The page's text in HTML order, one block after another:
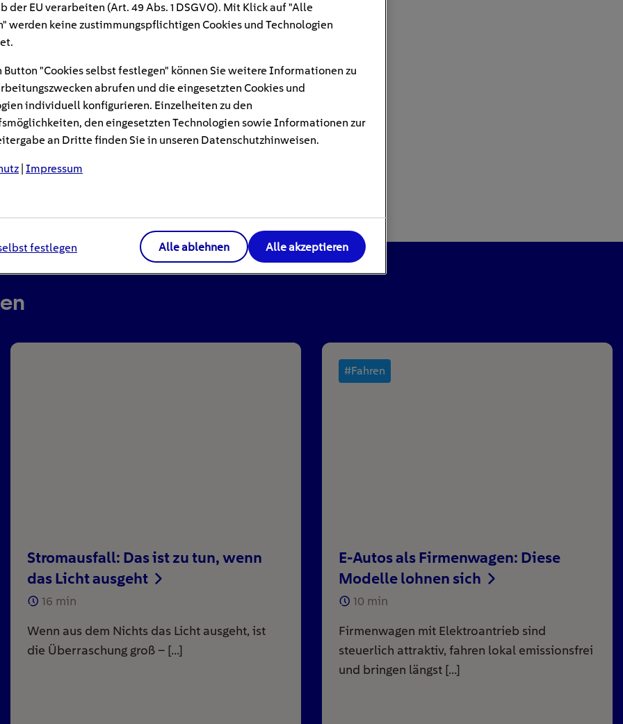
Stromausfall: Das ist zu tun, wenn
das Licht ausgeht
16 min
Wenn aus dem Nichts das Licht ausgeht, ist
die Überraschung groß – […]
#Fahren
E-Autos als Firmenwagen: Diese
Modelle lohnen sich
10 min
Firmenwagen mit Elektroantrieb sind
steuerlich attraktiv, fahren lokal emissionsfrei
und bringen längst […]
der EU verarbeiten (Art. 49 Abs. 1 DSGVO). Mit Klick auf "Alle
werden keine zustimmungspflichtigen Cookies und Technologien
Button "Cookies selbst festlegen" können Sie weitere Informationen zu
abrufen und die eingesetzten Cookies und
individuell konfigurieren. Einzelheiten zu den
den eingesetzten Technologien sowie Informationen zur
an Dritte finden Sie in unseren Datenschutzhinweisen.
Impressum
festlegen Alle ablehnen Alle akzeptieren